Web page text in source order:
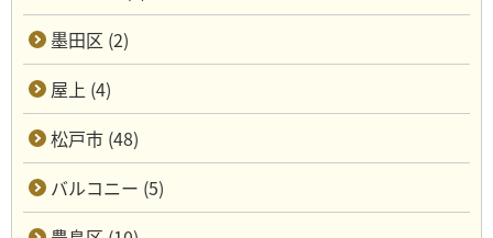
墨田区 (2)
屋上 (4)
松戸市 (48)
バルコニー (5)